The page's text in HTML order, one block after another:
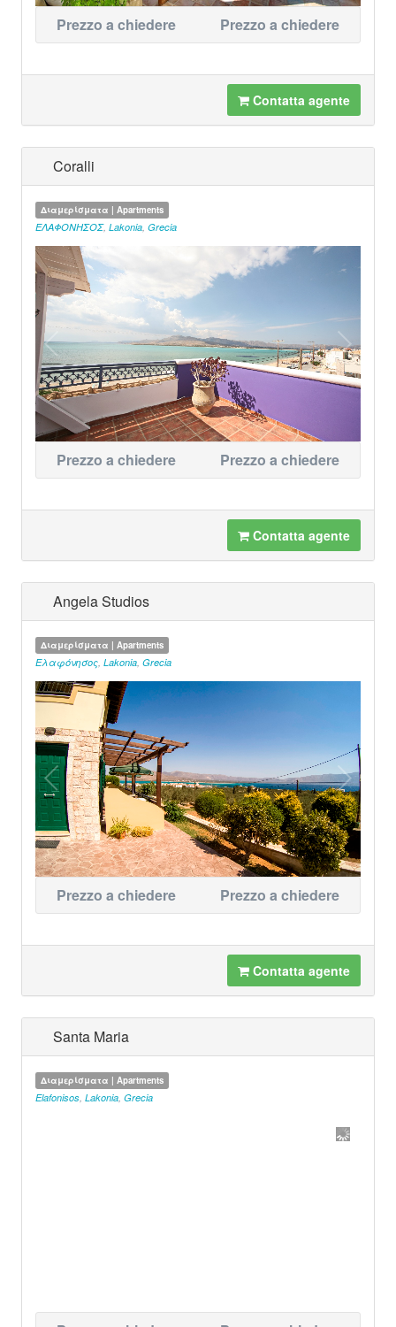
Prezzo a chiedere Prezzo a chiedere
Contatta agente
Coralli
Διαμερίσματα | Apartments
ΕΛΑΦΟΝΗΣΟΣ, Lakonia, Grecia
Prezzo a chiedere Prezzo a chiedere
Contatta agente
Angela Studios
Διαμερίσματα | Apartments
Ελαφόνησος Lakonia Grecia
Prezzo a chiedere Prezzo a chiedere
Contatta agente
Santa Maria
Διαμερίσματα | Apartments
Elafonisos Lakonia Grecia